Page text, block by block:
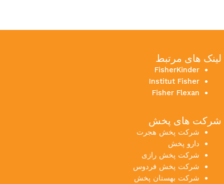
لینک های مرتبط
FisherKinder
Institut Fisher
Fisher Flexan
شرکت های پخش
شرکت پخش هجرت
دارو پخش
شرکت پخش رازی
شرکت پخش فردوس
شرکت بهستان پخش